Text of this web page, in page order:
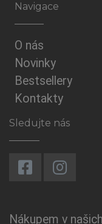
Navigace
O nás
Novinky
Bestsellery
Kontakty
Sledujte nás
Nákupem v